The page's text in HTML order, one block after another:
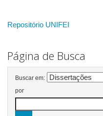
Repositório UNIFEI
Página de Busca
Buscar em:
por